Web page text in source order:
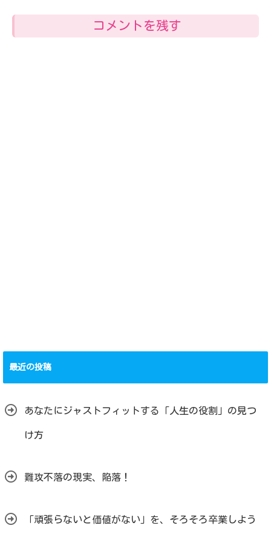
コメントを残す
最近の投稿
あなたにジャストフィットする「人生の役割」の見つ
け方
難攻不落の現実、陥落！
「頑張らないと価値がない」を、そろそろ卒業しよう